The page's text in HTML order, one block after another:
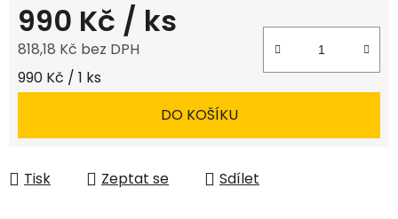
990 Kč / ks
818,18 Kč bez DPH
Měrná cena:
990 Kč / 1 ks
DO KOŠÍKU
Tisk Zeptat se Sdílet